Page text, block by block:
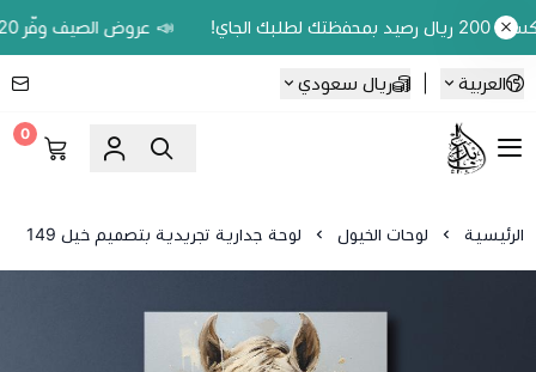
📣 عروض الصيف وفّر 20% على اللوحات الحين.. واكسب 200 ريال رصيد بمحفظتك لطلبك الجاي!
العربية ريال سعودي
Ebbdaa art
0
الرئيسية لوحات الخيول لوحة جدارية تجريدية بتصميم خيل 149